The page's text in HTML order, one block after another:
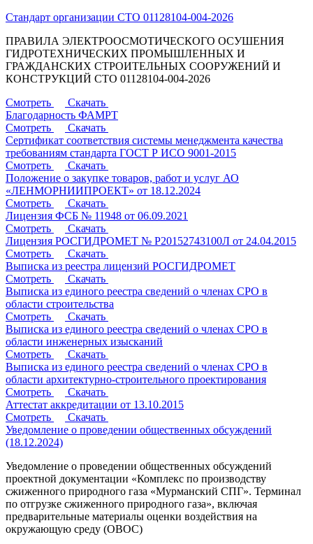
Стандарт организации СТО 01128104-004-2026
ПРАВИЛА ЭЛЕКТРООСМОТИЧЕСКОГО ОСУШЕНИЯ
ГИДРОТЕХНИЧЕСКИХ ПРОМЫШЛЕННЫХ И
ГРАЖДАНСКИХ СТРОИТЕЛЬНЫХ СООРУЖЕНИЙ И
КОНСТРУКЦИЙ СТО 01128104-004-2026
Смотреть
Скачать
Благодарность ФАМРТ
Смотреть
Скачать
Сертификат соответствия системы менеджмента качества
требованиям стандарта ГОСТ Р ИСО 9001-2015
Смотреть
Скачать
Положение о закупке товаров, работ и услуг АО
«ЛЕНМОРНИИПРОЕКТ» от 18.12.2024
Смотреть
Скачать
Лицензия ФСБ № 11948 от 06.09.2021
Смотреть
Скачать
Лицензия РОСГИДРОМЕТ № Р20152743100Л от 24.04.2015
Смотреть
Скачать
Выписка из реестра лицензий РОСГИДРОМЕТ
Смотреть
Скачать
Выписка из единого реестра сведений о членах СРО в
области строительства
Смотреть
Скачать
Выписка из единого реестра сведений о членах СРО в
области инженерных изысканий
Смотреть
Скачать
Выписка из единого реестра сведений о членах СРО в
области архитектурно-строительного проектирования
Смотреть
Скачать
Аттестат аккредитации от 13.10.2015
Смотреть
Скачать
Уведомление о проведении общественных обсуждений
(18.12.2024)
Уведомление о проведении общественных обсуждений
проектной документации «Комплекс по производству
сжиженного природного газа «Мурманский СПГ». Терминал
по отгрузке сжиженного природного газа», включая
предварительные материалы оценки воздействия на
окружающую среду (ОВОС)